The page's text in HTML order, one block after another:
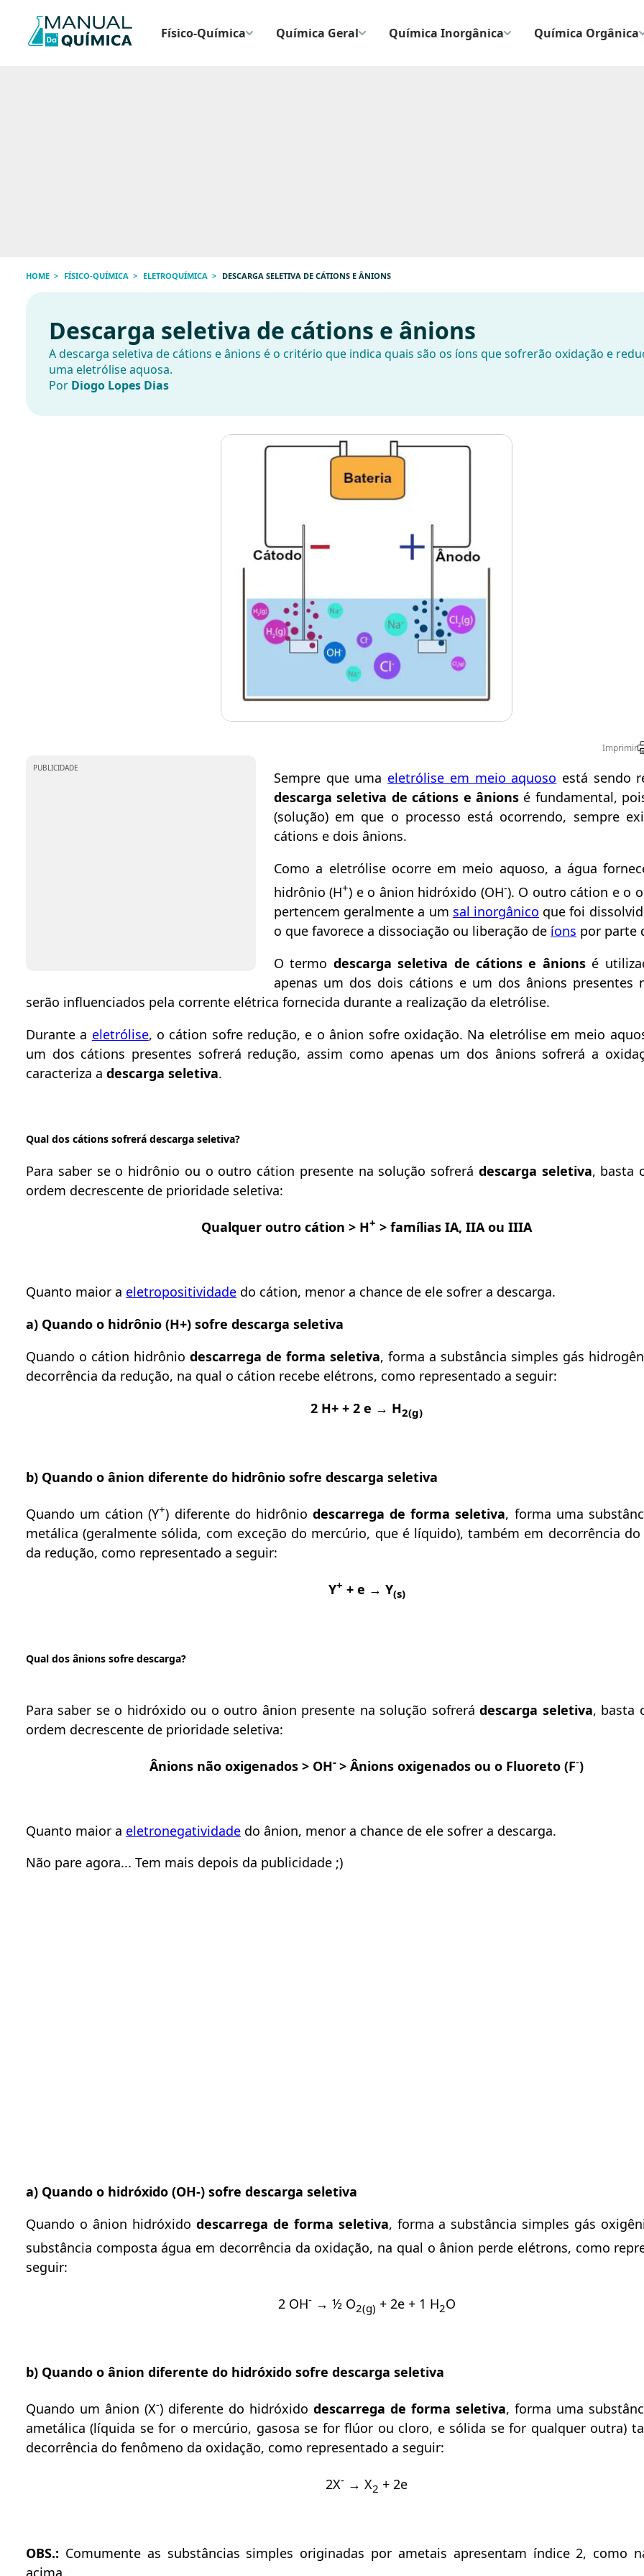
Físico-Química Química Geral Química Inorgânica Química Orgânica
HOME FÍSICO-QUÍMICA ELETROQUÍMICA DESCARGA SELETIVA DE CÁTIONS E ÂNIONS
Descarga seletiva de cátions e ânions
A descarga seletiva de cátions e ânions é o critério que indica quais são os íons que sofrerão oxidação e
uma eletrólise aquosa.
Por Diogo Lopes Dias
Imprimir
PUBLICIDADE
Sempre que uma eletrólise em meio aquoso está sendo
descarga seletiva de cátions e ânions é fundamental,
(solução) em que o processo está ocorrendo, sempre
cátions e dois ânions.
Como a eletrólise ocorre em meio aquoso, a água
hidrônio (H+) e o ânion hidróxido (OH-). O outro cátion e o
pertencem geralmente a um sal inorgânico que foi
o que favorece a dissociação ou liberação de íons por parte
O termo descarga seletiva de cátions e ânionsé
apenas um dos dois cátions e um dos ânions presentes
serão influenciados pela corrente elétrica fornecida durante a realização da eletrólise.
Durante a eletrólise, o cátion sofre redução, e o ânion sofre oxidação. Na eletrólise em meio
um dos cátions presentes sofrerá redução, assim como apenas um dos ânions sofrerá a
caracteriza a descarga seletiva.
Qual dos cátions sofrerá descarga seletiva?
Para saber se o hidrônio ou o outro cátion presente na solução sofrerá descarga seletiva, basta
ordem decrescente de prioridade seletiva:
Qualquer outro cátion > H+ > famílias IA, IIA ou IIIA
Quanto maior a eletropositividade do cátion, menor a chance de ele sofrer a descarga.
a) Quando o hidrônio (H+) sofre descarga seletiva
Quando o cátion hidrônio descarrega de forma seletiva, forma a substância simples gás
decorrência da redução, na qual o cátion recebe elétrons, como representado a seguir:
2 H+ + 2 e → H2(g)
b) Quando o ânion diferente do hidrônio sofre descarga seletiva
Quando um cátion (Y+) diferente do hidrônio descarrega de forma seletiva, forma uma
metálica (geralmente sólida, com exceção do mercúrio, que é líquido), também em decorrência
da redução, como representado a seguir:
Y+ + e → Y(s)
Qual dos ânions sofre descarga?
Para saber se o hidróxido ou o outro ânion presente na solução sofrerádescarga seletiva, basta
ordem decrescente de prioridade seletiva:
Ânions não oxigenados > OH- > Ânions oxigenados ou o Fluoreto (F-)
Quanto maior a eletronegatividade do ânion, menor a chance de ele sofrer a descarga.
Não pare agora... Tem mais depois da publicidade ;)
a) Quando o hidróxido (OH-) sofre descarga seletiva
Quando o ânion hidróxido descarrega de forma seletiva, forma a substância simples gás
substância composta água em decorrência da oxidação, na qual o ânion perde elétrons, como
seguir:
2 OH-→ ½ O2(g) + 2e + 1 H2O
b) Quando o ânion diferente do hidróxido sofre descarga seletiva
Quando um ânion (X-) diferente do hidróxido descarrega de forma seletiva, forma uma
ametálica (líquida se for o mercúrio, gasosa se for flúor ou cloro, e sólida se for qualquer outra)
decorrência do fenômeno da oxidação, como representado a seguir:
2X- → X2 + 2e
OBS.: Comumente as substâncias simples originadas por ametais apresentam índice 2, como
acima.